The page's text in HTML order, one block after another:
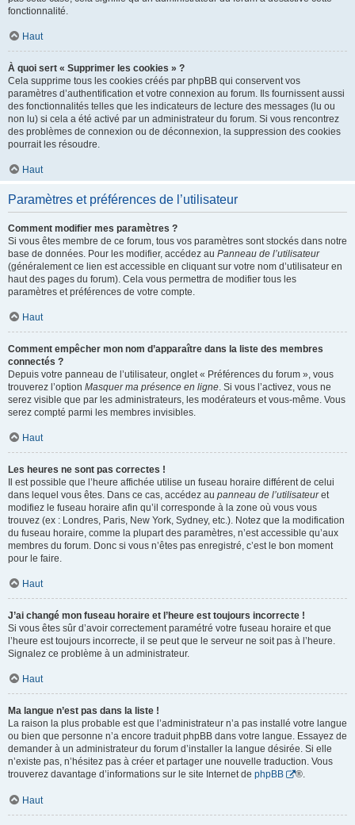
fonctionnalité.
Haut
À quoi sert « Supprimer les cookies » ?
Cela supprime tous les cookies créés par phpBB qui conservent vos
paramètres d’authentification et votre connexion au forum. Ils fournissent aussi
des fonctionnalités telles que les indicateurs de lecture des messages (lu ou
non lu) si cela a été activé par un administrateur du forum. Si vous rencontrez
des problèmes de connexion ou de déconnexion, la suppression des cookies
pourrait les résoudre.
Haut
Paramètres et préférences de l’utilisateur
Comment modifier mes paramètres ?
Si vous êtes membre de ce forum, tous vos paramètres sont stockés dans notre
base de données. Pour les modifier, accédez au Panneau de l’utilisateur
(généralement ce lien est accessible en cliquant sur votre nom d’utilisateur en
haut des pages du forum). Cela vous permettra de modifier tous les
paramètres et préférences de votre compte.
Haut
Comment empêcher mon nom d’apparaître dans la liste des membres
connectés ?
Depuis votre panneau de l’utilisateur, onglet « Préférences du forum », vous
trouverez l’option Masquer ma présence en ligne. Si vous l’activez, vous ne
serez visible que par les administrateurs, les modérateurs et vous-même. Vous
serez compté parmi les membres invisibles.
Haut
Les heures ne sont pas correctes !
Il est possible que l’heure affichée utilise un fuseau horaire différent de celui
dans lequel vous êtes. Dans ce cas, accédez au panneau de l’utilisateuret
modifiez le fuseau horaire afin qu’il corresponde à la zone où vous vous
trouvez (ex : Londres, Paris, New York, Sydney, etc.). Notez que la modification
du fuseau horaire, comme la plupart des paramètres, n’est accessible qu’aux
membres du forum. Donc si vous n’êtes pas enregistré, c’est le bon moment
pour le faire.
Haut
J’ai changé mon fuseau horaire et l’heure est toujours incorrecte !
Si vous êtes sûr d’avoir correctement paramétré votre fuseau horaire et que
l’heure est toujours incorrecte, il se peut que le serveur ne soit pas à l’heure.
Signalez ce problème à un administrateur.
Haut
Ma langue n’est pas dans la liste !
La raison la plus probable est que l’administrateur n’a pas installé votre langue
ou bien que personne n’a encore traduit phpBB dans votre langue. Essayez de
demander à un administrateur du forum d’installer la langue désirée. Si elle
n’existe pas, n’hésitez pas à créer et partager une nouvelle traduction. Vous
trouverez davantage d’informations sur le site Internet de phpBB ®.
Haut